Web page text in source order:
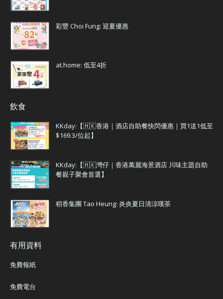
彩豐 Choi Fung: 迎夏優惠
at.home: 低至4折
飲食
KKday:【🇭🇰香港｜酒店自助餐快閃優惠｜買1送1低至
$169.3/位起】
KKday:【🇭🇰灣仔｜香港萬麗海景酒店 川味主題自助
餐親子聚會首選】
稻香集團 Tao Heung: 炎炎夏日清涼嘆茶
有用資料
免費報紙
免費電台